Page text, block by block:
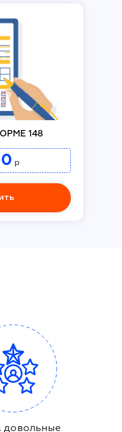
148
р
довольные